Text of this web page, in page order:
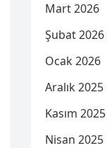
Mart 2026
Şubat 2026
Ocak 2026
Aralık 2025
Kasım 2025
Nisan 2025